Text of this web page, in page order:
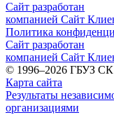
Сайт разработан
компанией Сайт
Политика
Сайт разработан
компанией Сайт
© 1996–2026 ГБУЗ
Карта сайта
Результаты
организациями